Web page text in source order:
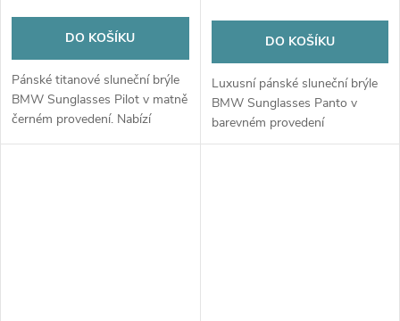
DO KOŠÍKU
Pánské titanové sluneční brýle
BMW Sunglasses Pilot v matně
černém provedení. Nabízí
DO KOŠÍKU
Luxusní pánské sluneční brýle
BMW Sunglasses Panto v
barevném provedení
Blue/Havana. Špičková ochrana